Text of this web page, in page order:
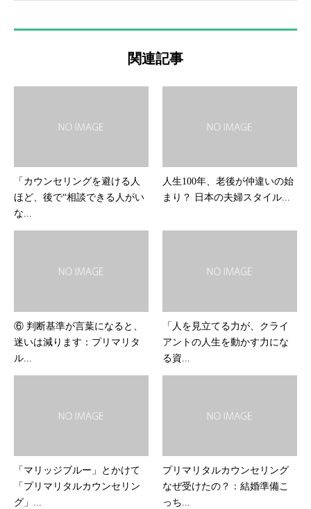
関連記事
「カウンセリングを避ける人
ほど、後で“相談できる人がい
な...
人生100年、老後が仲違いの始
まり？ 日本の夫婦スタイル...
⑥ 判断基準が言葉になると、
迷いは減ります：プリマリタ
ル...
「人を見立てる力が、クライ
アントの人生を動かす力にな
る資...
「マリッジブルー」とかけて
「プリマリタルカウンセリン
グ」...
プリマリタルカウンセリング
なぜ受けたの？：結婚準備こ
っち...